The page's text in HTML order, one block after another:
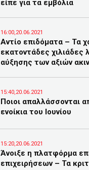
είπε για τα εμβόλια
16:00,20.06.2021
Αντίο επιδόματα – Τα
εκατοντάδες χιλιάδες
αύξησης των αξιών
15:40,20.06.2021
Ποιοι απαλλάσσονται
ενοίκια του Ιουνίου
15:20,20.06.2021
Άνοιξε η πλατφόρμα
επιχειρήσεων – Τα